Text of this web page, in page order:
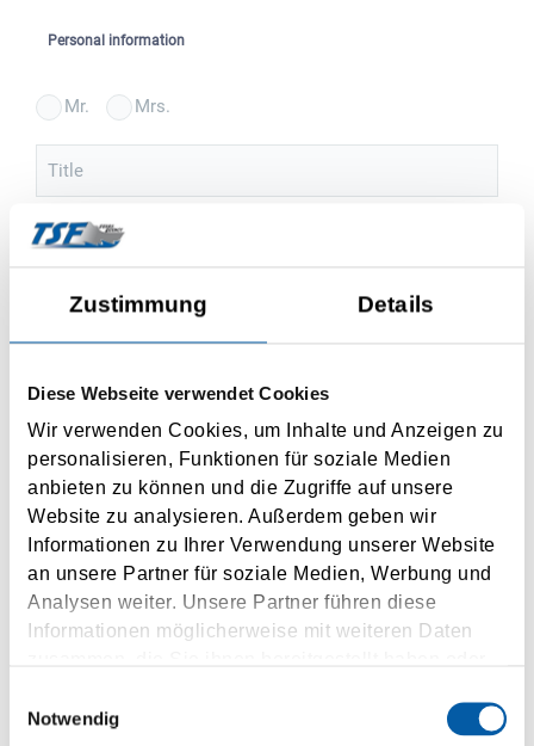
Zustimmung Details
Diese Webseite verwendet Cookies
Wir verwenden Cookies, um Inhalte und Anzeigen zu
personalisieren, Funktionen für soziale Medien
anbieten zu können und die Zugriffe auf unsere
Website zu analysieren. Außerdem geben wir
Informationen zu Ihrer Verwendung unserer Website
an unsere Partner für soziale Medien, Werbung und
Analysen weiter. Unsere Partner führen diese
Informationen möglicherweise mit weiteren Daten
gesammelt haben.
Notwendig
Personal information
Mr. Mrs.
Title
Firstname
Lastname
House number
ZIP
City
Country